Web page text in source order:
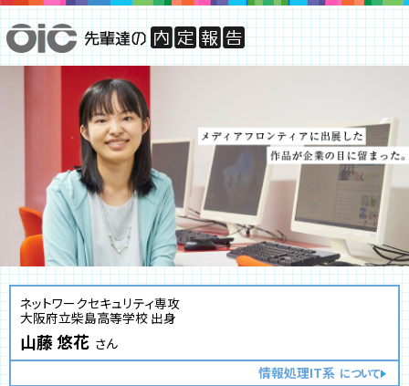
ネットワークセキュリティ専攻
大阪府立柴島高等学校 出身
山藤 悠花 さん
情報処理IT系 について